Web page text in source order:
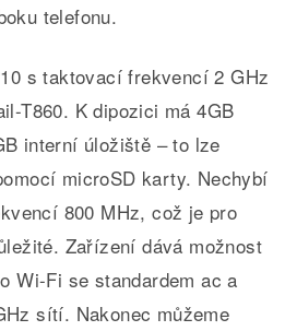
telefonu.
s taktovací frekvencí 2 GHz
T860. K dipozici má 4GB
interní úložiště – to lze
microSD karty. Nechybí
800 MHz, což je pro
Zařízení dává možnost
Wi-Fi se standardem ac a
sítí. Nakonec můžeme